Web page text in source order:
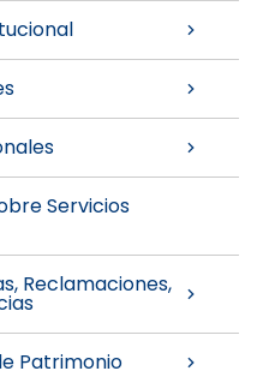
Servicios
Reclamaciones,
Patrimonio